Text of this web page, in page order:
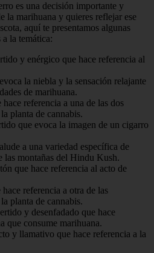
es una decisión importante y
la marihuana y quieres reflejar ese
aquí te presentamos algunas
la temática:
y enérgico que hace referencia al
la niebla y la sensación relajante
de marihuana.
referencia a una de las dos
planta de cannabis.
que evoca la imagen de un cigarro
a una variedad específica de
las montañas del Hindu Kush.
que hace referencia al acto de
referencia a otra de las
planta de cannabis.
y desenfadado que hace
que consume marihuana.
y llamativo que hace referencia a la